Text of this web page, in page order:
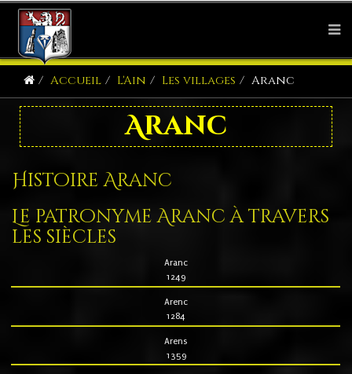
Accueil L'Ain Les villages Aranc
Aranc
Histoire Aranc
Le patronyme Aranc à travers
les siècles
Aranc
1249
Arenc
1284
Arens
1359